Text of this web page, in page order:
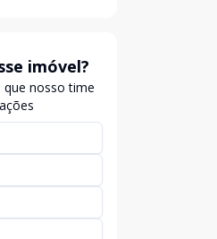
imóvel?
que nosso time